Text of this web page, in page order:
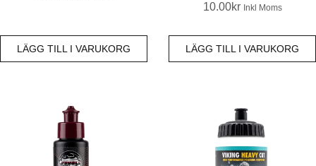
LÄGG TILL I VARUKORG
10.00Kr Inkl Moms
LÄGG TILL I VARUKORG